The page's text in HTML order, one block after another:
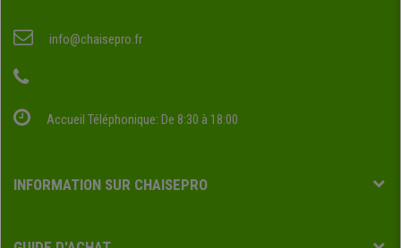
info@chaisepro.fr
Accueil Téléphonique: De 8:30 à 18:00
INFORMATION SUR CHAISEPRO